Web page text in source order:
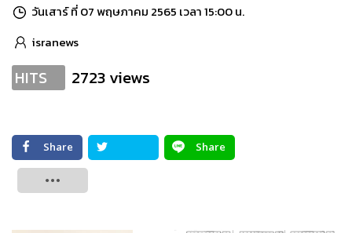
วันเสาร์ ที่ 07 พฤษภาคม 2565 เวลา 15:00 น.
isranews
HITS 2723 views
Share
Share